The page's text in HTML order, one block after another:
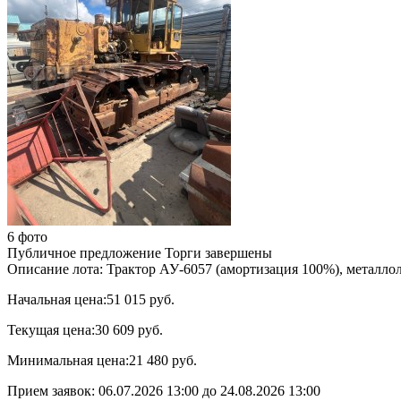
6 фото
Публичное предложение Торги завершены
Описание лота: Трактор АУ-6057 (амортизация 100%),
Начальная цена:51 015 руб.
Текущая цена:30 609 руб.
Минимальная цена:21 480 руб.
Прием заявок: 06.07.2026 13:00 до 24.08.2026 13:00